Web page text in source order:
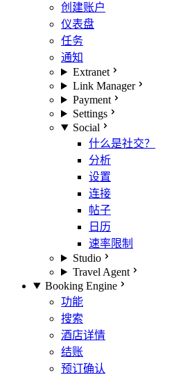
创建账户
仪表盘
任务
通知
Extranet
Link Manager
Payment
Settings
Social
什么是社交？
分析
设置
连接
帖子
日历
速率限制
Studio
Travel Agent
Booking Engine
功能
搜索
酒店详情
结账
预订确认